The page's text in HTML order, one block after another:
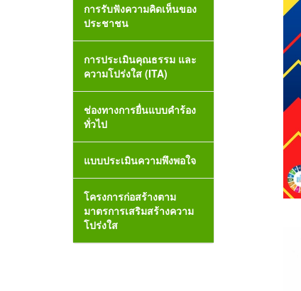
การรับฟังความคิดเห็นของ
ประชาชน
การประเมินคุณธรรม และ
ความโปร่งใส (ITA)
ช่องทางการยื่นแบบคำร้อง
ทั่วไป
แบบประเมินความพึงพอใจ
โครงการก่อสร้างตาม
มาตรการเสริมสร้างความ
โปร่งใส